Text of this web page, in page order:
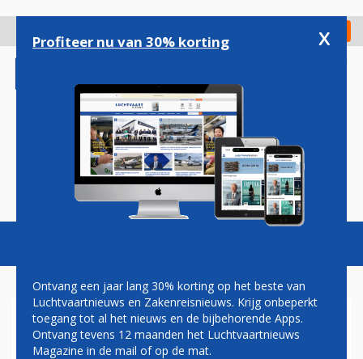
gaan
Check in
Magazine Podcasts Vacatures
MILITAIR
Profiteer nu van 30% korting x
Ontvang een jaar lang 30% korting op het beste van
Luchtvaartnieuws en Zakenreisnieuws. Krijg onbeperkt
toegang tot al het nieuws en de bijbehorende Apps.
Ontvang tevens 12 maanden het Luchtvaartnieuws
Magazine in de mail of op de mat.